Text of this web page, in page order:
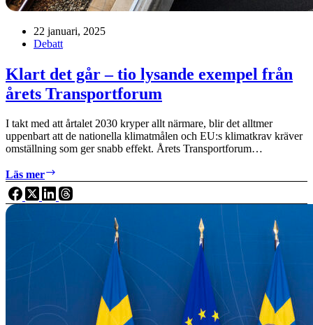
22 januari, 2025
Debatt
Klart det går – tio lysande exempel från
årets Transportforum
I takt med att årtalet 2030 kryper allt närmare, blir det alltmer
uppenbart att de nationella klimatmålen och EU:s klimatkrav kräver
omställning som ger snabb effekt. Årets Transportforum…
Läs mer
det
går
exempel
Transportforum